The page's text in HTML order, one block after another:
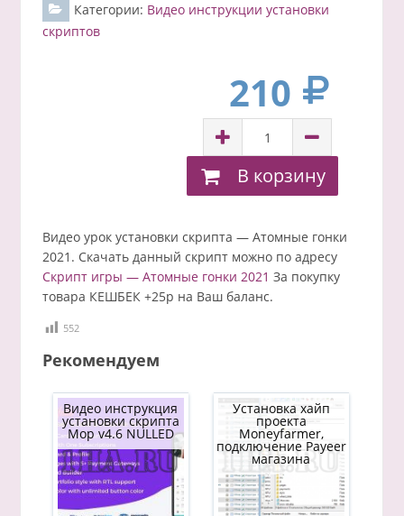
Категории: Видео инструкции установки
скриптов
210
В корзину
Видео урок установки скрипта — Атомные гонки
2021. Скачать данный скрипт можно по адресу
Скрипт игры — Атомные гонки 2021 За покупку
товара КЕШБЕК +25р на Ваш баланс.
552
Рекомендуем
Видео инструкция
установки скрипта
Mop v4.6 NULLED
Установка хайп
проекта
Moneyfarmer,
подключение Payeer
магазина